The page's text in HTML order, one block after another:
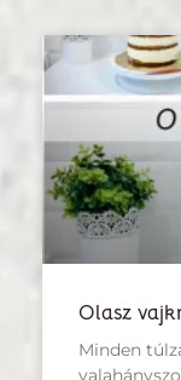
Olasz
Minden